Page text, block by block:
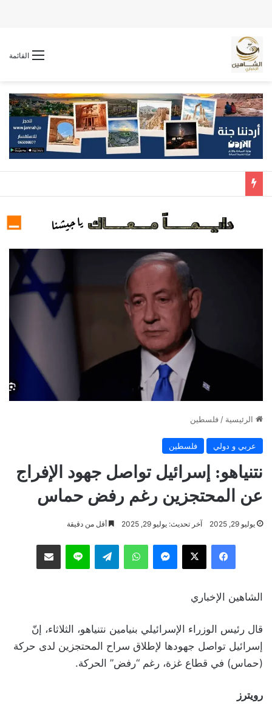
القائمة
الرئيسية /فلسطين
عربي و دولي فلسطين
نتنياهو: إسرائيل تواصل جهود الإفراج
عن المحتجزين رغم رفض حماس
يوليو 29, 2025 آخر تحديث: يوليو 29, 2025 أقل من دقيقة
فيسبوك ‫X ماسنجر واتساب تيلقرام لاين مشاركة عبر البريد
الشاهين الإخباري
قال رئيس الوزراء الإسرائيلي بنيامين نتنياهو، الثلاثاء، إنّ
إسرائيل تواصل جهودها لإطلاق سراح المحتجزين لدى حركة
(حماس) في قطاع غزة، رغم “رفض” الحركة.
رويترز